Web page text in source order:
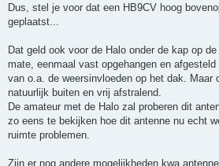
Dus, stel je voor dat een HB9CV hoog
geplaatst...
Dat geld ook voor de Halo onder de kap op
mate, eenmaal vast opgehangen en
van o.a. de weersinvloeden op het dak. Maar
natuurlijk buiten en vrij afstralend.
De amateur met de Halo zal proberen dit
zo eens te bekijken hoe dit antenne nu echt
ruimte problemen.
Zijn er nog andere mogelijkheden kwa